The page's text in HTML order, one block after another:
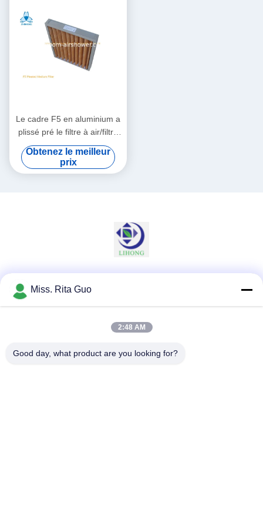
Le cadre F5 en aluminium a
plissé pré le filtre à air/filtre
brut pour la climatisation
d'hôpital
Obtenez le meilleur
prix
Les réseaux sociaux
Miss. Rita Guo
2:48 AM
Good day, what product are you looking for?